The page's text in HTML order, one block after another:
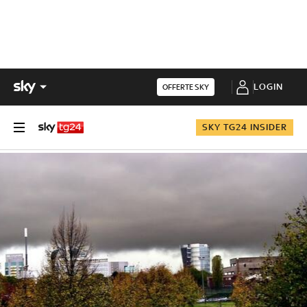
OFFERTE SKY LOGIN
SKY TG24 INSIDER